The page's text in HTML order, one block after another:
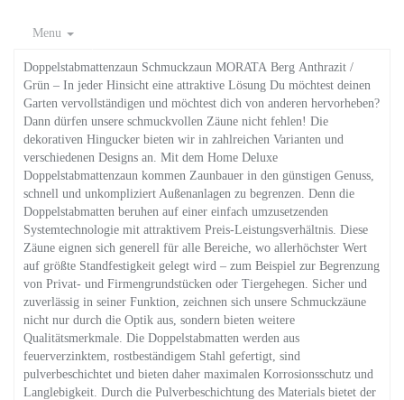
Menu
Doppelstabmattenzaun Schmuckzaun MORATA Berg Anthrazit /
Grün – In jeder Hinsicht eine attraktive Lösung Du möchtest deinen
Garten vervollständigen und möchtest dich von anderen hervorheben?
Dann dürfen unsere schmuckvollen Zäune nicht fehlen! Die
dekorativen Hingucker bieten wir in zahlreichen Varianten und
verschiedenen Designs an. Mit dem Home Deluxe
Doppelstabmattenzaun kommen Zaunbauer in den günstigen Genuss,
schnell und unkompliziert Außenanlagen zu begrenzen. Denn die
Doppelstabmatten beruhen auf einer einfach umzusetzenden
Systemtechnologie mit attraktivem Preis-Leistungsverhältnis. Diese
Zäune eignen sich generell für alle Bereiche, wo allerhöchster Wert
auf größte Standfestigkeit gelegt wird – zum Beispiel zur Begrenzung
von Privat- und Firmengrundstücken oder Tiergehegen. Sicher und
zuverlässig in seiner Funktion, zeichnen sich unsere Schmuckzäune
nicht nur durch die Optik aus, sondern bieten weitere
Qualitätsmerkmale. Die Doppelstabmatten werden aus
feuerverzinktem, rostbeständigem Stahl gefertigt, sind
pulverbeschichtet und bieten daher maximalen Korrosionsschutz und
Langlebigkeit. Durch die Pulverbeschichtung des Materials bietet der